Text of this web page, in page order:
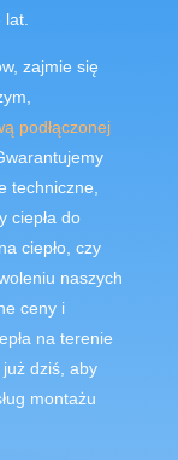
lat.
zajmie się
podłączonej
techniczne,
ciepła do
ciepło, czy
naszych
ceny i
na terenie
dziś, aby
montażu